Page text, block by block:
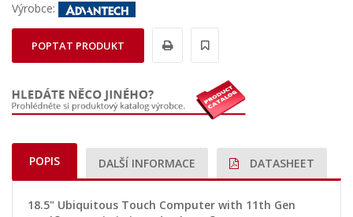
Výrobce:
POPTAT PRODUKT
POPIS DALŠÍ INFORMACE DATASHEET
18.5" Ubiquitous Touch Computer with 11th Gen